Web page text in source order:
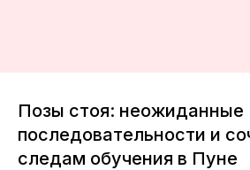
Позы стоя: неожиданные
последовательности и
следам обучения в Пуне